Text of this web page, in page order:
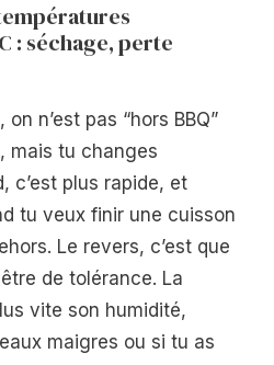
: séchage, perte
n’est pas “hors BBQ”
mais tu changes
c’est plus rapide, et
tu veux finir une cuisson
Le revers, c’est que
de tolérance. La
vite son humidité,
maigres ou si tu as